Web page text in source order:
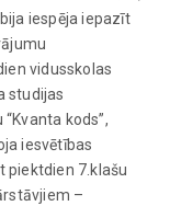
iespēja iepazīt
vidusskolas
studijas
kods”,
iesvētības
piektdien 7.klašu
–